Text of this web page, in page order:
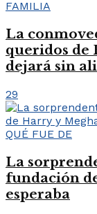
FAMILIA
La
queridos de
dejará sin
29
QUÉ FUE DE
La
fundación
esperaba